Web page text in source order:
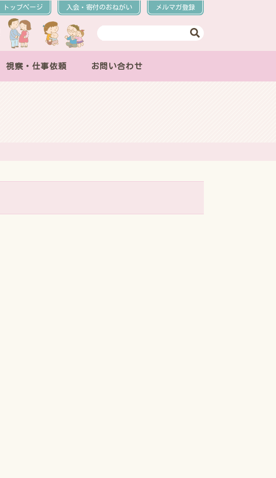
トップページ 入会・寄付のおねがい メルマガ登録
視察・仕事依頼 お問い合わせ